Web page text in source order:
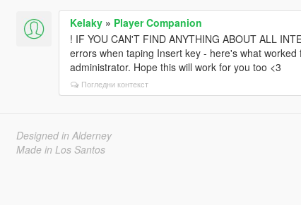
Kelaky» Player Companion
! IF YOU CAN'T FIND ANYTHING ABOUT ALL
errors when taping Insert key - here's what
administrator. Hope this will work for you too <3
Погледни контекст
Designed in Alderney
Made in Los Santos